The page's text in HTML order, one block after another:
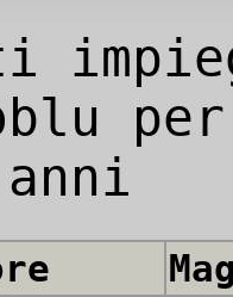
per
anni